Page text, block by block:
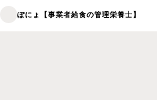
ぽにょ【事業者給食の管理栄養士】